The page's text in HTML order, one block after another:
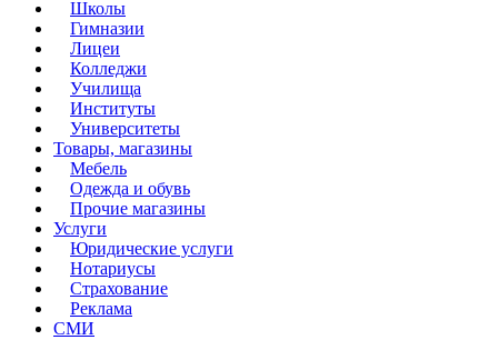
Школы
Гимназии
Лицеи
Колледжи
Училища
Институты
Университеты
Товары, магазины
Мебель
Одежда и обувь
Прочие магазины
Услуги
Юридические услуги
Нотариусы
Страхование
Реклама
СМИ